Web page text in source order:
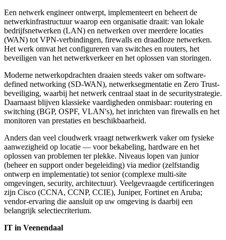
Een netwerk engineer ontwerpt, implementeert en beheert de
netwerkinfrastructuur waarop een organisatie draait: van lokale
bedrijfsnetwerken (LAN) en netwerken over meerdere locaties
(WAN) tot VPN-verbindingen, firewalls en draadloze netwerken.
Het werk omvat het configureren van switches en routers, het
beveiligen van het netwerkverkeer en het oplossen van storingen.
Moderne netwerkopdrachten draaien steeds vaker om software-
defined networking (SD-WAN), netwerksegmentatie en Zero Trust-
beveiliging, waarbij het netwerk centraal staat in de securitystrategie.
Daarnaast blijven klassieke vaardigheden onmisbaar: routering en
switching (BGP, OSPF, VLAN's), het inrichten van firewalls en het
monitoren van prestaties en beschikbaarheid.
Anders dan veel cloudwerk vraagt netwerkwerk vaker om fysieke
aanwezigheid op locatie — voor bekabeling, hardware en het
oplossen van problemen ter plekke. Niveaus lopen van junior
(beheer en support onder begeleiding) via medior (zelfstandig
ontwerp en implementatie) tot senior (complexe multi-site
omgevingen, security, architectuur). Veelgevraagde certificeringen
zijn Cisco (CCNA, CCNP, CCIE), Juniper, Fortinet en Aruba;
vendor-ervaring die aansluit op uw omgeving is daarbij een
belangrijk selectiecriterium.
IT in Veenendaal